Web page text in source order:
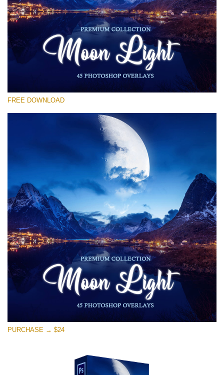
Por favor seleccione
Free Moon Overlay #18
Small 800*533px
(45 Overlays)
Large 6000*4000px
(1783 Overlays)
Large 6000*4000px
Descarga gratis
FREE DOWNLOAD
PURCHASE → $24